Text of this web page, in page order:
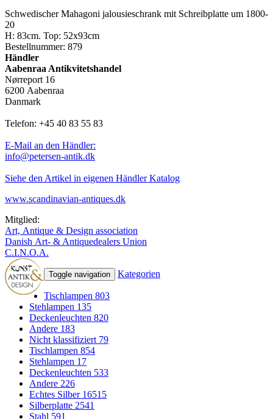
Schwedischer Mahagoni jalousieschrank mit Schreibplatte um 1800-
20
H: 83cm. Top: 52x93cm
Bestellnummer: 879
Händler
Aabenraa Antikvitetshandel
Nørreport 16
6200 Aabenraa
Danmark
Telefon: +45 40 83 55 83
E-Mail an den Händler:
info@petersen-antik.dk
Siehe den Artikel in eigenen Händler Katalog
www.scandinavian-antiques.dk
Mitglied:
Art, Antique & Design association
Danish Art- & Antiquedealers Union
C.I.N.O.A.
Toggle navigation Kategorien
Tischlampen 803
Stehlampen 135
Deckenleuchten 820
Andere 183
Nicht klassifiziert 79
Tischlampen 854
Stehlampen 17
Deckenleuchten 533
Andere 226
Echtes Silber 16515
Silberplatte 2541
Stahl 591